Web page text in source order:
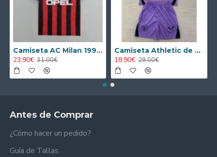
Camiseta AC Milan 1995/1996 Local Retro
23.90€ 31.00€
Camiseta Athletic de Bilbao 2024/2025 Alternativo Niño Kit
18.90€ 29.00€
Antes de Comprar
¿Cómo hacer un pedido?
Guía de Tallas